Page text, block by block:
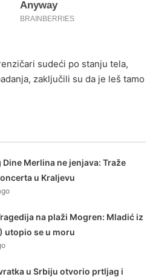
sudeći po stanju tela,
zaključili su da je leš tamo
Dine Merlina ne jenjava: Traže
u Kraljevu
na plaži Mogren: Mladić iz
utopio se u moru
u Srbiju otvorio prtljag i